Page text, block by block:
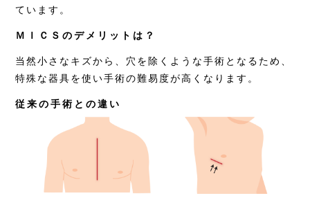
ています。
ＭＩＣＳのデメリットは？
当然小さなキズから、穴を除くような手術となるため、
特殊な器具を使い手術の難易度が高くなります。
従来の手術との違い